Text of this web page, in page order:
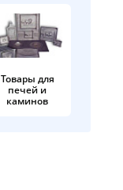
Товары для
печей и
каминов